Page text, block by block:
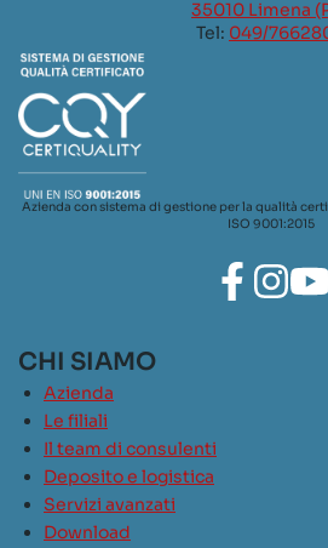
35010 Limena
Tel: 049/
Azienda con sistema di gestione per la qualità
ISO 9001:2015
CHI SIAMO
Azienda
Le filiali
Il team di consulenti
Deposito e logistica
Servizi avanzati
Download